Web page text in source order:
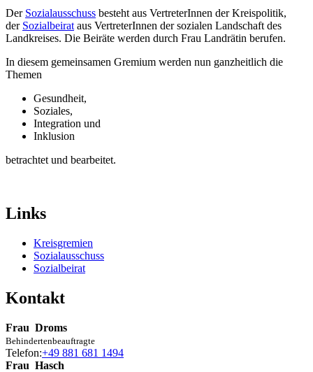
Der Sozialausschuss besteht aus VertreterInnen der Kreispolitik,
der Sozialbeirat aus VertreterInnen der sozialen Landschaft des
Landkreises. Die Beiräte werden durch Frau Landrätin berufen.
In diesem gemeinsamen Gremium werden nun ganzheitlich die
Themen
Gesundheit,
Soziales,
Integration und
Inklusion
betrachtet und bearbeitet.
Links
Kreisgremien
Sozialausschuss
Sozialbeirat
Kontakt
Frau Droms
Behindertenbeauftragte
Telefon:+49 881 681 1494
Frau Hasch